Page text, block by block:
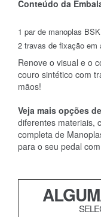
Conteúdo da
1 par de manoplas BSK
2 travas de fixação em
Renove o visual e o
couro sintético com
mãos!
Veja mais opções
diferentes materiais,
completa de
para o seu pedal